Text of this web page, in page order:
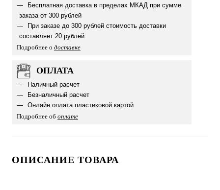
Бесплатная доставка в пределах МКАД при сумме
заказа от 300 рублей
При заказе до 300 рублей стоимость доставки
составляет 20 рублей
Подробнее о доставке
ОПЛАТА
Наличный расчет
Безналичный расчет
Онлайн оплата пластиковой картой
Подробнее об оплате
ОПИСАНИЕ ТОВАРА